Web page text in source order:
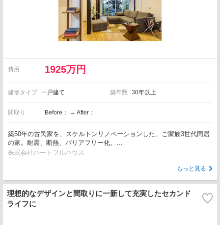
費用 1925万円
建物タイプ 一戸建て 築年数 30年以上
間取り Before： → After：
築50年の古民家を、スケルトンリノベーションした、ご家族3世代同居
の家。耐震、断熱、バリアフリー化。…
株式会社ハートフルハウス
もっと見る
理想的なデザインと間取りに一新して充実したセカンド
ライフに